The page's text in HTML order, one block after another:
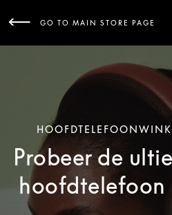
GO TO MAIN STORE PAGE
Probeer de
hoofdtelefoon